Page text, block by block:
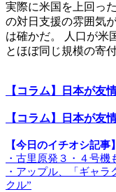
実際に米国を上回っ
の対日支援の雰囲気
は確かだ。 人口が米
とほぼ同じ規模の寄
【コラム】日本が友
【コラム】日本が友
【今日のイチオシ記事】
・古里原発３・４号
・アップル、「ギャ
クル”